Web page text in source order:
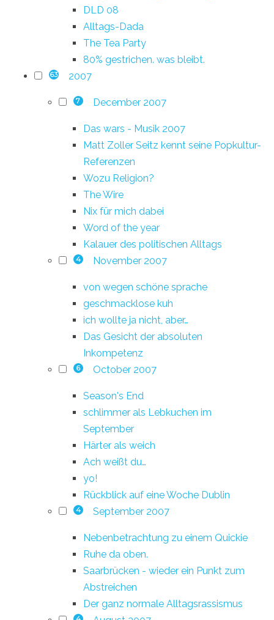
DLD 08
Alltags-Dada
The Tea Party
80% gestrichen. was bleibt.
63 2007
7 December 2007
Das wars - Musik 2007
Matt Zoller Seitz kennt seine Popkultur-
Referenzen
Wozu Religion?
The Wire
Nix für mich dabei
Word of the year
Kalauer des politischen Alltags
4 November 2007
von wegen schöne sprache
geschmacklose kuh
ich wollte ja nicht, aber…
Das Gesicht der absoluten
Inkompetenz
6 October 2007
Season's End
schlimmer als Lebkuchen im
September
Härter als weich
Ach weißt du…
yo!
Rückblick auf eine Woche Dublin
4 September 2007
Nebenbetrachtung zu einem Quickie
Ruhe da oben.
Saarbrücken - wieder ein Punkt zum
Abstreichen
Der ganz normale Alltagsrassismus